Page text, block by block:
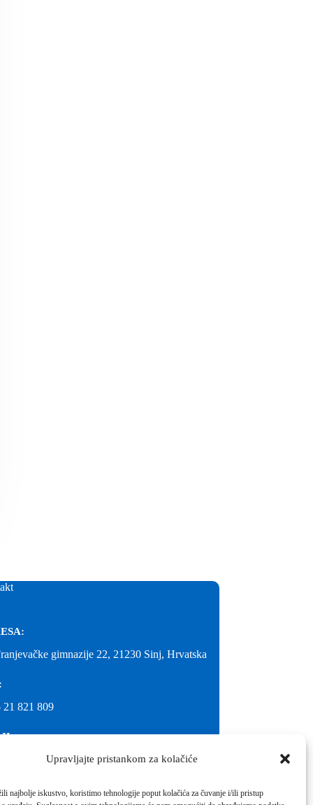
Upravljajte pristankom za kolačiće
najbolje iskustvo, koristimo tehnologije poput kolačića za čuvanje i/ili pristup
gimnazije 22, 21230 Sinj, Hrvatska
21 821 809
franjevacka-klasicna-sinj.skole.hr